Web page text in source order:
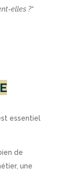
elles ?”
essentiel
de
une